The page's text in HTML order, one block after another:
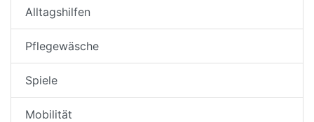
Alltagshilfen
Pflegewäsche
Spiele
Mobilität